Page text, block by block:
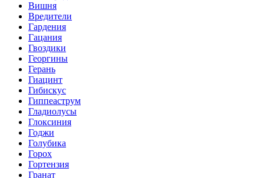
Вишня
Вредители
Гардения
Гацания
Гвоздики
Георгины
Герань
Гиацинт
Гибискус
Гиппеаструм
Гладиолусы
Глоксиния
Годжи
Голубика
Горох
Гортензия
Гранат